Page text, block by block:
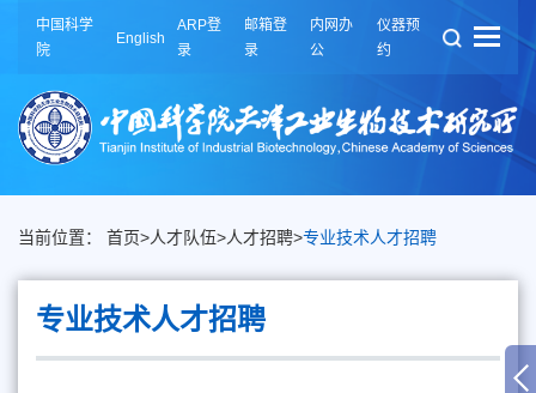
中国科学
院
English
ARP登
录
邮箱登
录
内网办
公
仪器预
约
当前位置： 首页>人才队伍>人才招聘>专业技术人才招聘
专业技术人才招聘